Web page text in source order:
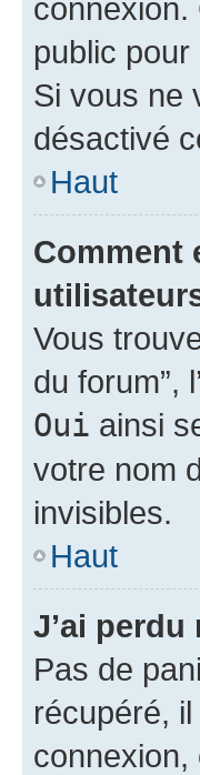
connexion.
public
Si vous ne
désactivé
Haut
Comment
Vous
du forum”,
Oui ainsi
votre nom
invisibles.
Haut
J’ai
Pas de
récupéré,
connexion,